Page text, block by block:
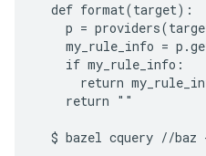
  def format(target):
p =
my_rule_info =
    if my_rule_info:
return
    return ""